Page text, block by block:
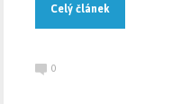
Celý článek
0